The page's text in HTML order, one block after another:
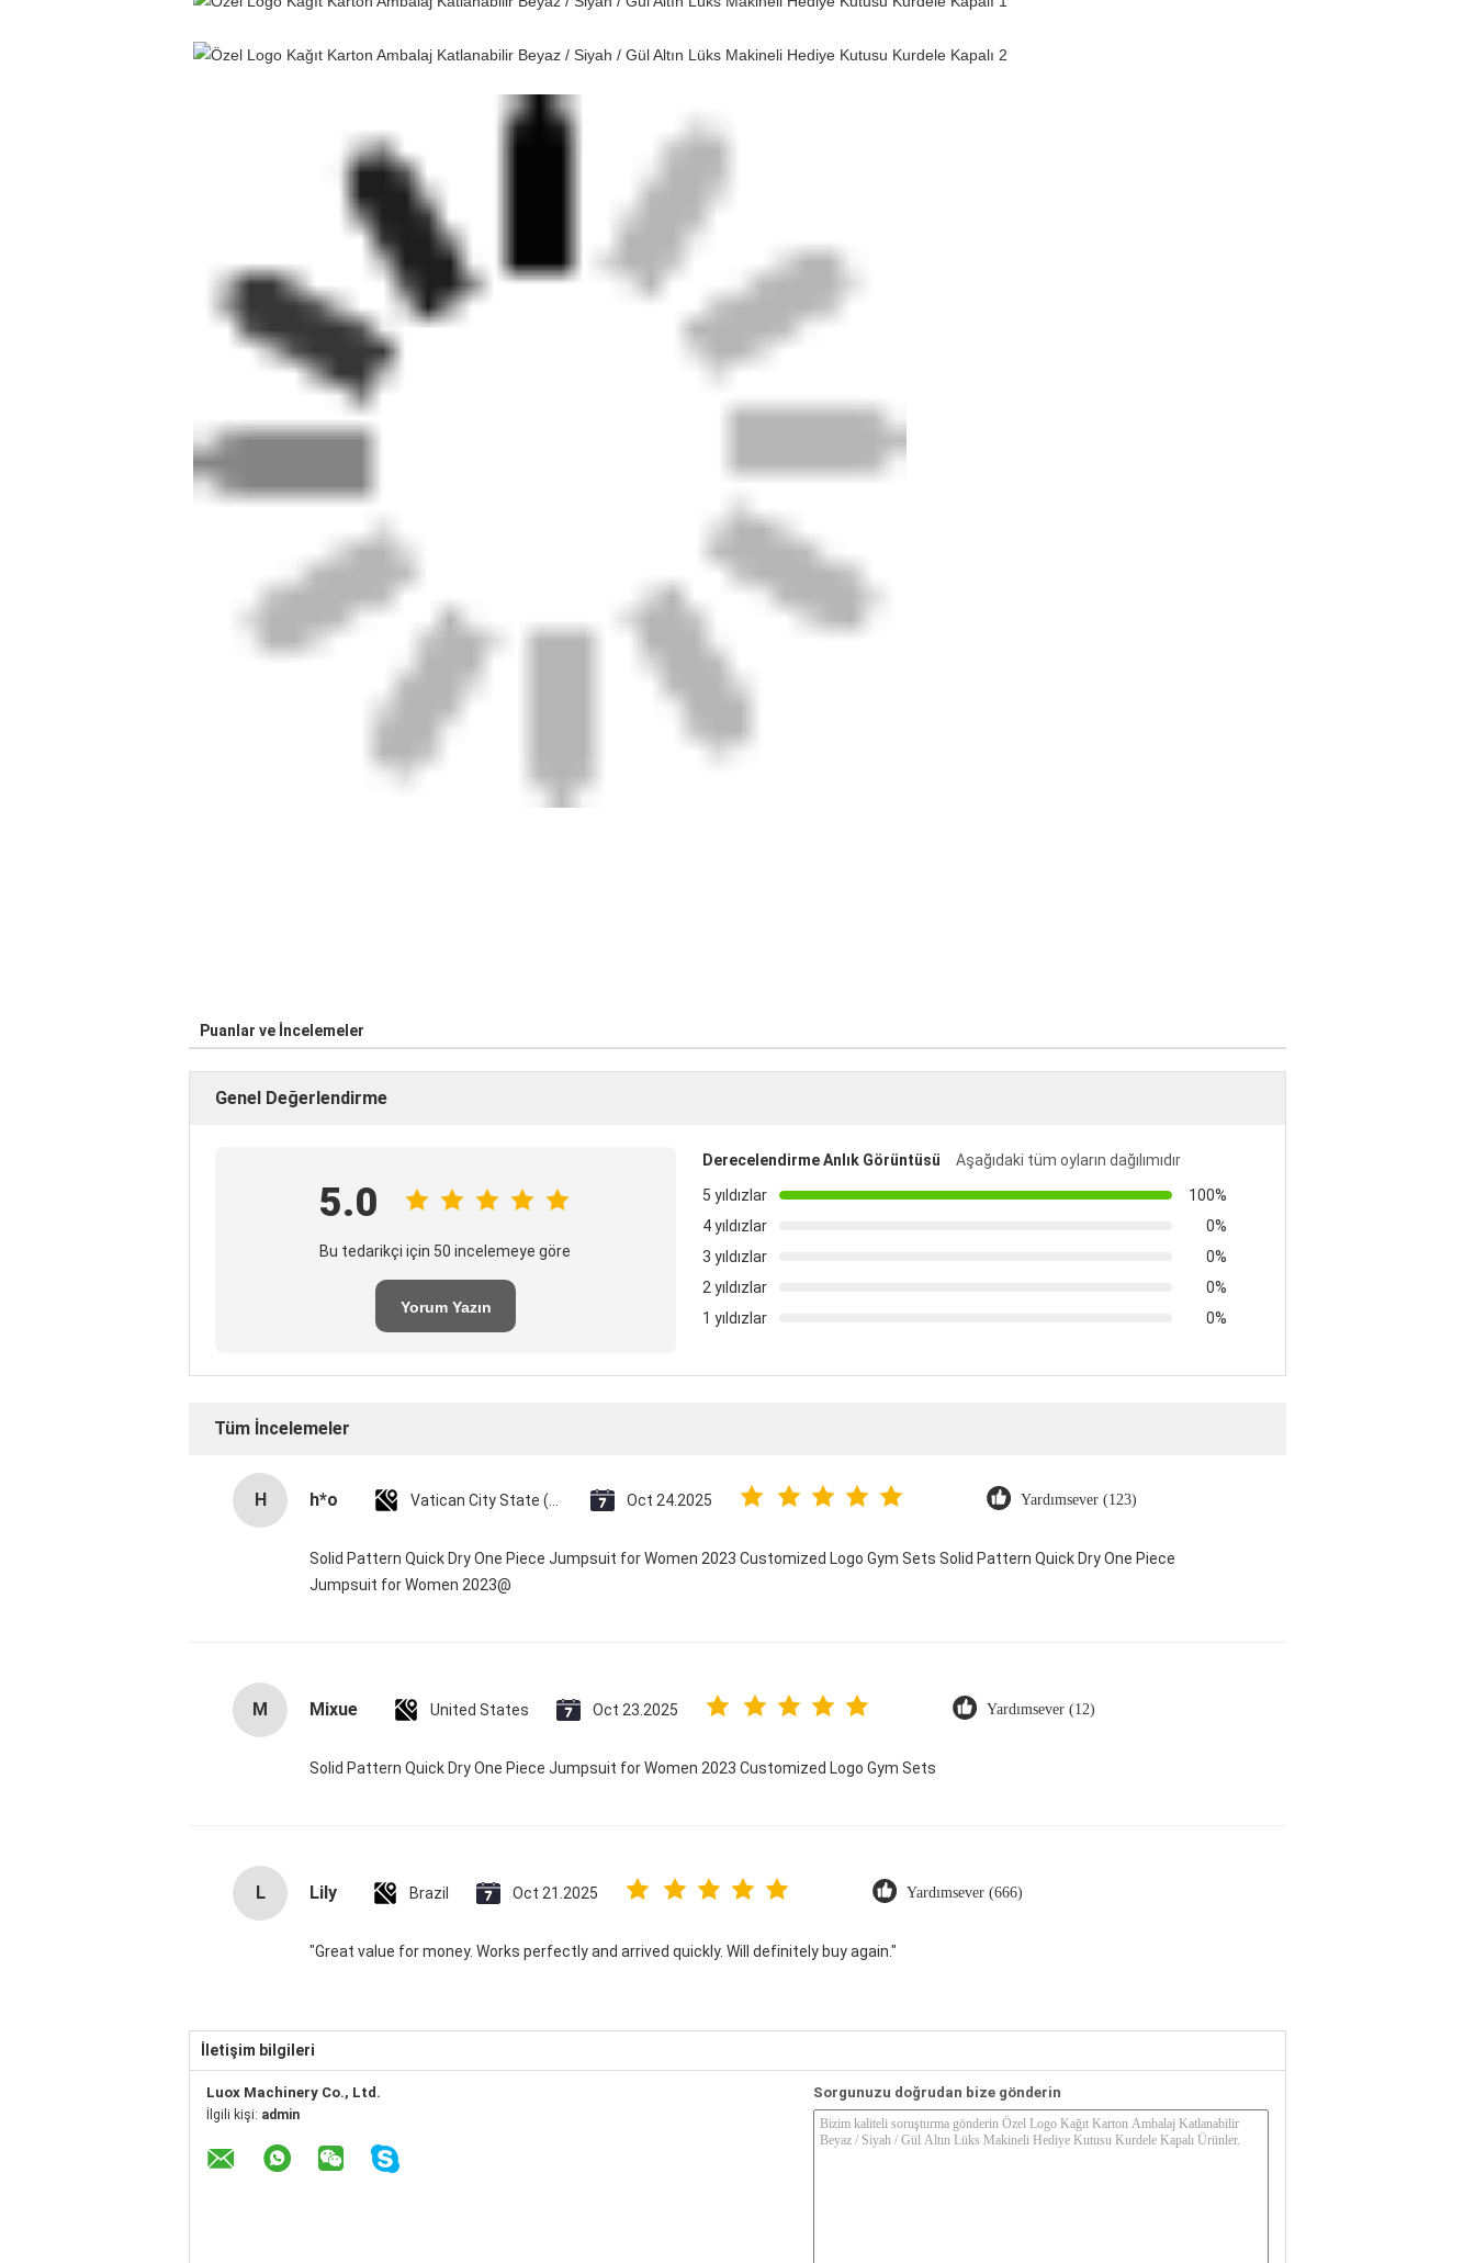
Puanlar ve İncelemeler
Genel Değerlendirme
5.0
Bu tedarikçi için 50 incelemeye göre
Yorum Yazın
Derecelendirme Anlık Görüntüsü
Aşağıdaki tüm oyların dağılımıdır
5 yıldızlar
100%
4 yıldızlar
0%
3 yıldızlar
0%
2 yıldızlar
0%
1 yıldızlar
0%
Tüm İncelemeler
H h*o Oct 24.2025 Yardımsever (123)
Solid Pattern Quick Dry One Piece Jumpsuit for Women 2023 Customized Logo Gym Sets Solid Pattern Quick Dry One Piece
Jumpsuit for Women 2023@
M Mixue United States Oct 23.2025 Yardımsever (12)
Solid Pattern Quick Dry One Piece Jumpsuit for Women 2023 Customized Logo Gym Sets
L Lily Brazil Oct 21.2025 Yardımsever (666)
"Great value for money. Works perfectly and arrived quickly. Will definitely buy again."
İletişim bilgileri
Luox Machinery Co., Ltd.
İlgili kişi: admin
Sorgunuzu doğrudan bize gönderin